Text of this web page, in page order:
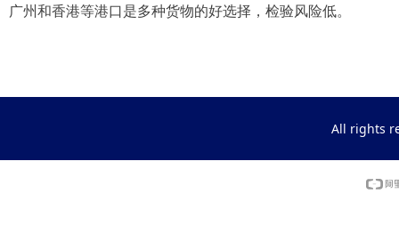
广州和香港等港口是多种货物的好选择，检验风险低。
All rights